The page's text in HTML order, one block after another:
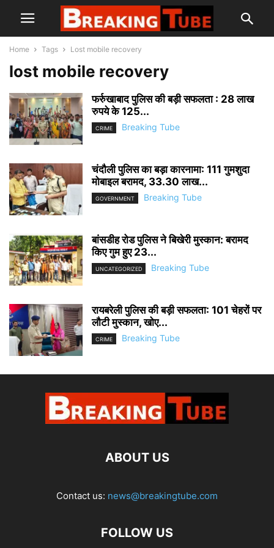
Home Tags Lost mobile recovery
lost mobile recovery
फर्रुखाबाद पुलिस की बड़ी सफलता : 28 लाख
रुपये के 125...
CRIME Breaking Tube
चंदौली पुलिस का बड़ा कारनामा: 111 गुमशुदा
मोबाइल बरामद, 33.30 लाख...
GOVERNMENT Breaking Tube
बांसडीह रोड पुलिस ने बिखेरी मुस्कान: बरामद
किए गुम हुए 23...
UNCATEGORIZED Breaking Tube
रायबरेली पुलिस की बड़ी सफलता: 101 चेहरों पर
लौटी मुस्कान, खोए...
CRIME Breaking Tube
ABOUT US
Contact us: news@breakingtube.com
FOLLOW US